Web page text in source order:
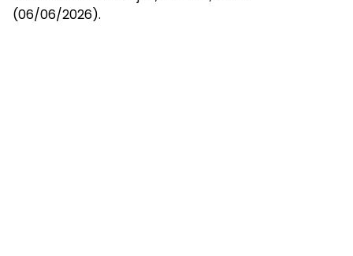
(06/06/2026).